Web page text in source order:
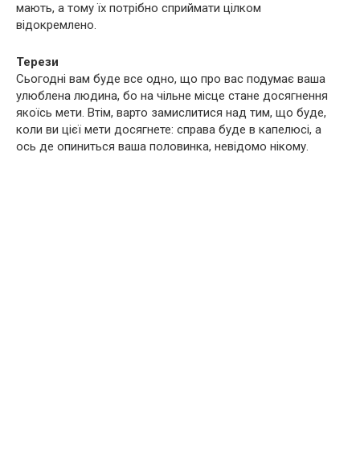
мають, а тому їх потрібно сприймати цілком
відокремлено.
Терези
Сьогодні вам буде все одно, що про вас подумає ваша
улюблена людина, бо на чільне місце стане досягнення
якоїсь мети. Втім, варто замислитися над тим, що буде,
коли ви цієї мети досягнете: справа буде в капелюсі, а
ось де опиниться ваша половинка, невідомо нікому.